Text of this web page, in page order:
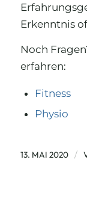
Erkenntnis
Noch
erfahren:
Fitness
Physio
13. MAI 2020 /